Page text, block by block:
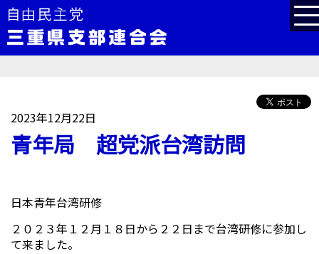
2023年12月22日
青年局 超党派台湾訪問
日本青年台湾研修
２０２３年１２月１８日から２２日まで台湾研修に参加し
て来ました。